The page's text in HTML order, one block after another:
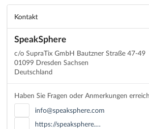
Kontakt
SpeakSphere
c/o SupraTix GmbH Bautzner Straße 47-49
01099 Dresden Sachsen
Deutschland
Haben Sie Fragen oder Anmerkungen
info@speaksphere.com
https://speaksphere.…